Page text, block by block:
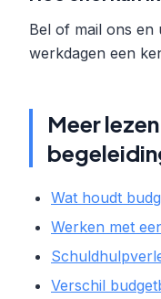
Bel of mail ons en
werkdagen een
Meer
Wat houdt
Werken met
Verschil